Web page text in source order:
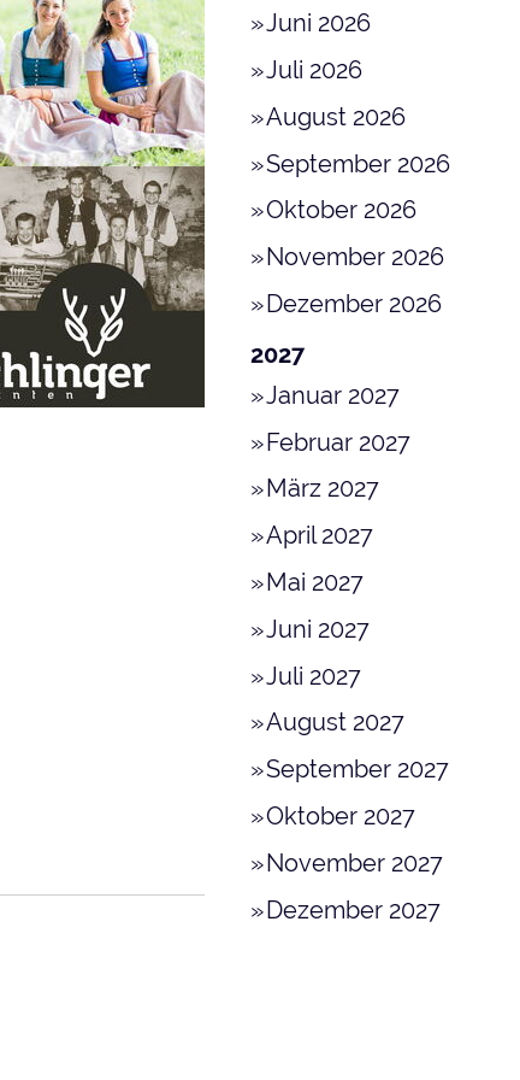
Juni 2026
Juli 2026
August 2026
September 2026
Oktober 2026
November 2026
Dezember 2026
2027
Januar 2027
Februar 2027
März 2027
April 2027
Mai 2027
Juni 2027
Juli 2027
August 2027
September 2027
Oktober 2027
November 2027
Dezember 2027